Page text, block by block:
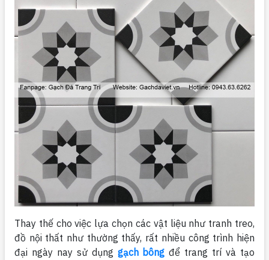
Thay thế cho việc lựa chọn các vật liệu như tranh treo,
đồ nội thất như thường thấy, rất nhiều công trình hiện
đại ngày nay sử dụng gạch bông để trang trí và tạo